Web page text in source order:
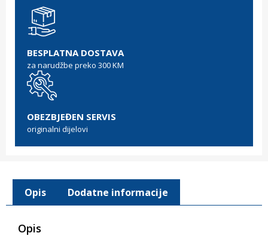
BESPLATNA DOSTAVA
za narudžbe preko 300 KM
OBEZBJEĐEN SERVIS
originalni dijelovi
Opis Dodatne informacije
Opis